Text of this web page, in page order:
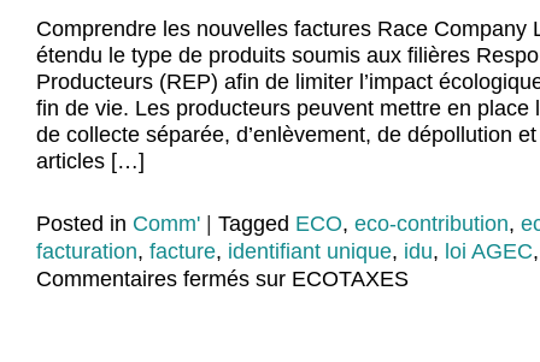
Comprendre les nouvelles factures Race Company
étendu le type de produits soumis aux filières
Producteurs (REP) afin de limiter l’impact
fin de vie. Les producteurs peuvent mettre en place
de collecte séparée, d’enlèvement, de dépollution
articles […]
Posted in Comm' Tagged ECO, eco-contribution,
facturation, facture, identifiant unique, idu, loi AGEC
Commentaires fermés sur ECOTAXES